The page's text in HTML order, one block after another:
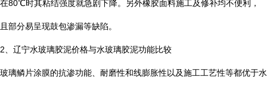
在80℃时其粘结强度就急剧下降。另外橡胶面料施工及修补均不便利，
且部分易呈现鼓包渗漏等缺陷。
2 、辽宁水玻璃胶泥价格与水玻璃胶泥功能比较
玻璃鳞片涂膜的抗渗功能、耐磨性和线膨胀性以及施工工艺性等都优于水